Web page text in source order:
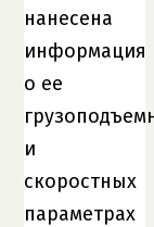
нанесена
информация
о ее
и
скоростных
параметрах